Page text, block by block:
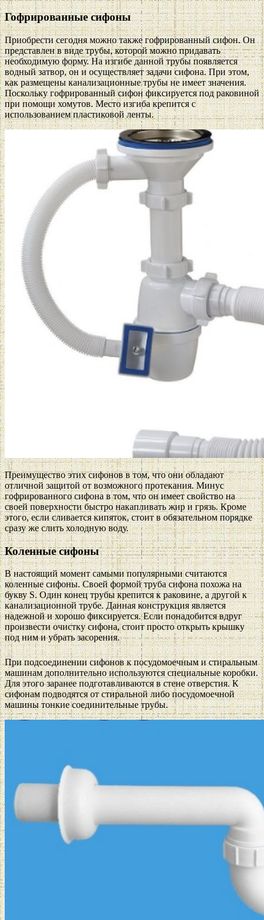
Гофрированные сифоны
Приобрести сегодня можно также гофрированный сифон. Он
представлен в виде трубы, которой можно придавать
необходимую форму. На изгибе данной трубы появляется
водный затвор, он и осуществляет задачи сифона. При этом,
как размещены канализационные трубы не имеет значения.
Поскольку гофрированный сифон фиксируется под раковиной
при помощи хомутов. Место изгиба крепится с
использованием пластиковой ленты.
Преимущество этих сифонов в том, что они обладают
отличной защитой от возможного протекания. Минус
гофрированного сифона в том, что он имеет свойство на
своей поверхности быстро накапливать жир и грязь. Кроме
этого, если сливается кипяток, стоит в обязательном порядке
сразу же слить холодную воду.
Коленные сифоны
В настоящий момент самыми популярными считаются
коленные сифоны. Своей формой труба сифона похожа на
букву S. Один конец трубы крепится к раковине, а другой к
канализационной трубе. Данная конструкция является
надежной и хорошо фиксируется. Если понадобится вдруг
произвести очистку сифона, стоит просто открыть крышку
под ним и убрать засорения.
При подсоединении сифонов к посудомоечным и стиральным
машинам дополнительно используются специальные коробки.
Для этого заранее подготавливаются в стене отверстия. К
сифонам подводятся от стиральной либо посудомоечной
машины тонкие соединительные трубы.